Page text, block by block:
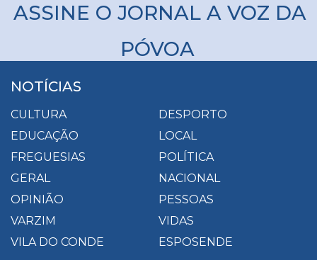
ASSINE O JORNAL A VOZ DA
PÓVOA
NOTÍCIAS
CULTURA
DESPORTO
EDUCAÇÃO
LOCAL
FREGUESIAS
POLÍTICA
GERAL
NACIONAL
OPINIÃO
PESSOAS
VARZIM
VIDAS
VILA DO CONDE
ESPOSENDE